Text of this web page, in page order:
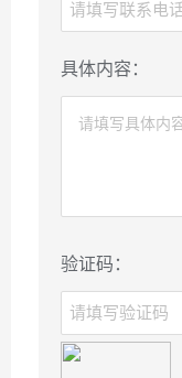
具体内容：
验证码：